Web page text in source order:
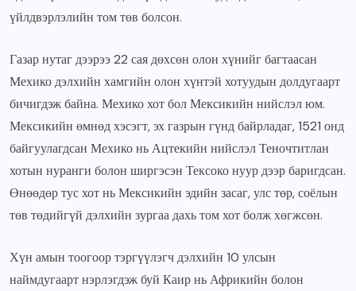
үйлдвэрлэлийн том төв болсон.
Газар нутаг дээрээ 22 сая дөхсөн олон хүнийг багтаасан
Мехико дэлхийн хамгийн олон хүнтэй хотуудын долдугаарт
бичигдэж байна. Мехико хот бол Мексикийн нийслэл юм.
Мексикийн өмнөд хэсэгт, эх газрын гүнд байрладаг, 1521 онд
байгуулагдсан Мехико нь Ацтекийн нийслэл Теночтитлан
хотын нуранги болон ширгэсэн Тексоко нуур дээр баригдсан.
Өнөөдөр тус хот нь Мексикийн эдийн засаг, улс төр, соёлын
төв төдийгүй дэлхийн зургаа дахь том хот болж хөгжсөн.
Хүн амын тоогоор тэргүүлэгч дэлхийн 10 улсын
наймдугаарт нэрлэгдэж буй Каир нь Африкийн болон